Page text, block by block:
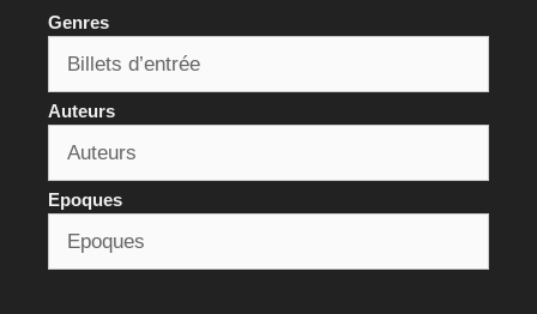
Genres
Auteurs
Epoques